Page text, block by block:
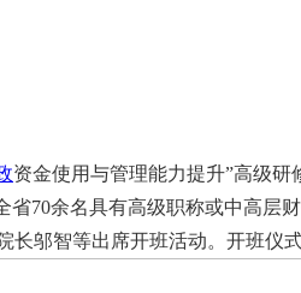
资金使用与管理能力提升”高级研
70余名具有高级职称或中高层
邬智等出席开班活动。开班仪